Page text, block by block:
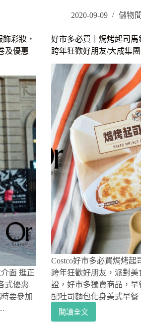
賣
品
｜
冷
凍
年
菜
推
薦，
大
推
公
紅
藜
麻
油
糕、
竹
笙
香
菇
鹿
野
土
雞
湯、
八
彩妝，
及優惠
面 逛正
式優惠
要參加
2020-09-09 儲物間
好市多必買｜焗烤起司
跨年狂歡好朋友/大成集
Costco好市多必買焗烤
跨年狂歡好朋友，派對
證，好市多獨賣商品，
配吐司麵包化身美式早
閱讀全文
好